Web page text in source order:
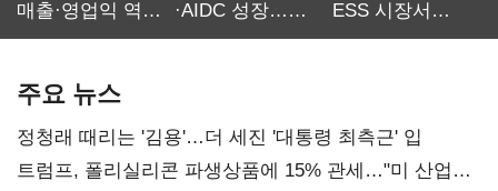
매출·영업익 역대
·AIDC 성장…
ESS 시장서
주요 뉴스
정청래 때리는 '김용'…더 세진 '대통령 최측근' 입
트럼프, 폴리실리콘 파생상품에 15% 관세…"미 산업